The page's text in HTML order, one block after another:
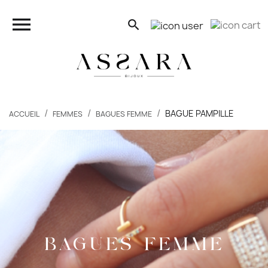
 search
close
ENFANTS
PIERCINGS
BONS PLANS
ACCUEIL FEMMES BAGUES FEMME BAGUE PAMPILLE
BAGUES FEMME